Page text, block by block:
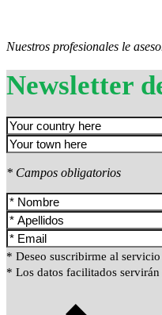
Nuestros profesionales le
Newsletter
* Campos obligatorios
* Deseo suscribirme al
* Los datos facilitados